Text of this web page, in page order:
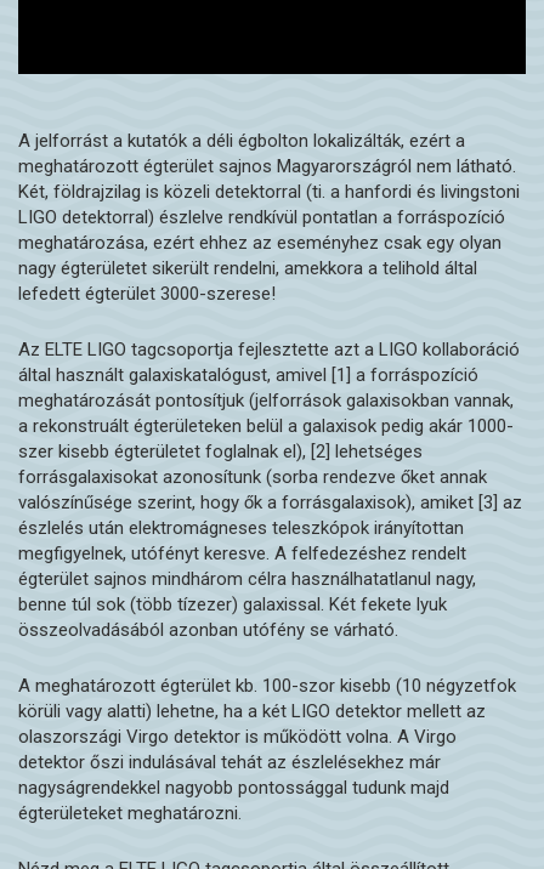
A jelforrást a kutatók a déli égbolton lokalizálták, ezért a
meghatározott égterület sajnos Magyarországról nem látható.
Két, földrajzilag is közeli detektorral (ti. a hanfordi és livingstoni
LIGO detektorral) észlelve rendkívül pontatlan a forráspozíció
meghatározása, ezért ehhez az eseményhez csak egy olyan
nagy égterületet sikerült rendelni, amekkora a telihold által
lefedett égterület 3000-szerese!
Az ELTE LIGO tagcsoportja fejlesztette azt a LIGO kollaboráció
által használt galaxiskatalógust, amivel [1] a forráspozíció
meghatározását pontosítjuk (jelforrások galaxisokban vannak,
a rekonstruált égterületeken belül a galaxisok pedig akár 1000-
szer kisebb égterületet foglalnak el), [2] lehetséges
forrásgalaxisokat azonosítunk (sorba rendezve őket annak
valószínűsége szerint, hogy ők a forrásgalaxisok), amiket [3] az
észlelés után elektromágneses teleszkópok irányítottan
megfigyelnek, utófényt keresve. A felfedezéshez rendelt
égterület sajnos mindhárom célra használhatatlanul nagy,
benne túl sok (több tízezer) galaxissal. Két fekete lyuk
összeolvadásából azonban utófény se várható.
A meghatározott égterület kb. 100-szor kisebb (10 négyzetfok
körüli vagy alatti) lehetne, ha a két LIGO detektor mellett az
olaszországi Virgo detektor is működött volna. A Virgo
detektor őszi indulásával tehát az észlelésekhez már
nagyságrendekkel nagyobb pontossággal tudunk majd
égterületeket meghatározni.